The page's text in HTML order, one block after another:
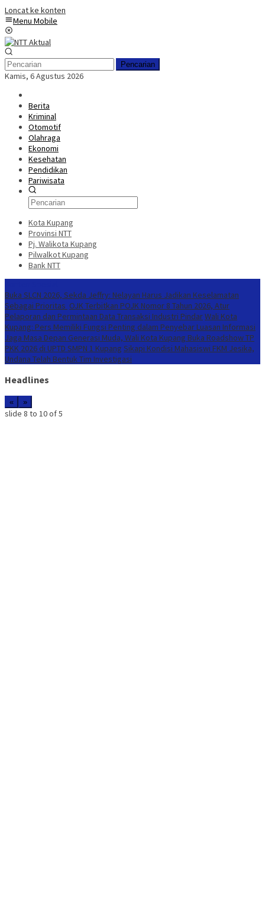
Loncat ke konten
Menu Mobile
Pencarian
Kamis, 6 Agustus 2026
Berita
Kriminal
Otomotif
Olahraga
Ekonomi
Kesehatan
Pendidikan
Pariwisata
Kota Kupang
Provinsi NTT
Pj. Walikota Kupang
Pilwalkot Kupang
Bank NTT
Buka SLCN 2026, Sekda Jeffry: Nelayan Harus Jadikan Keselamatan
Sebagai Prioritas OJK Terbitkan POJK Nomor 8 Tahun 2026, Atur
Pelaporan dan Permintaan Data Transaksi Industri PindarWali Kota
Kupang: Pers Memiliki Fungsi Penting dalam Penyebar Luasan Informasi
Jaga Masa Depan Generasi Muda, Wali Kota Kupang Buka Roadshow TP
PKK 2026 di UPTD SMPN 1 Kupang Sikapi Kondisi Mahasiswi FKM Jesika,
Undana Telah Bentuk Tim Investigasi
Headlines
« »
slide 8 to 10of 5